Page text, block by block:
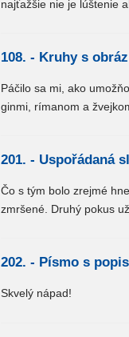
najťažšie nie je lúštenie
108. - Kruhy s
Páčilo sa mi, ako
ginmi, rímanom a
201. - Uspořádaná
Čo s tým bolo zrejmé
zmršené. Druhý pokus
202. - Písmo s
Skvelý nápad!